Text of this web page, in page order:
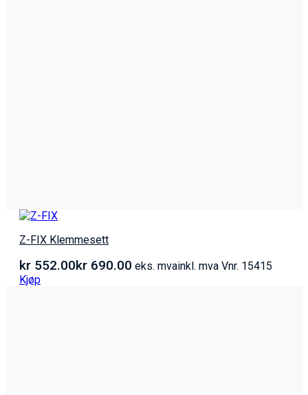
Z-FIX Klemmesett
kr 552.00kr 690.00 eks. mvainkl. mva Vnr. 15415
Kjøp